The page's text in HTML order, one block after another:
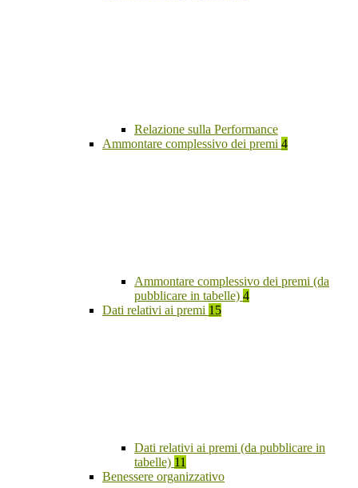
Relazione sulla Performance
Ammontare complessivo dei premi 4
Ammontare complessivo dei premi (da
pubblicare in tabelle) 4
Dati relativi ai premi 15
Dati relativi ai premi (da pubblicare in
tabelle) 11
Benessere organizzativo